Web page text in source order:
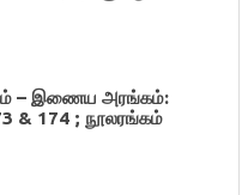
– இணைய அரங்கம்:
& 174 ; நூலரங்கம்